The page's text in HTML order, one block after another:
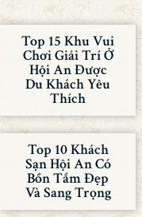
Top 15 Khu Vui
Chơi Giải Trí Ở
Hội An Được
Du Khách Yêu
Thích
Top 10 Khách
Sạn Hội An Có
Bồn Tắm Đẹp
Và Sang Trọng